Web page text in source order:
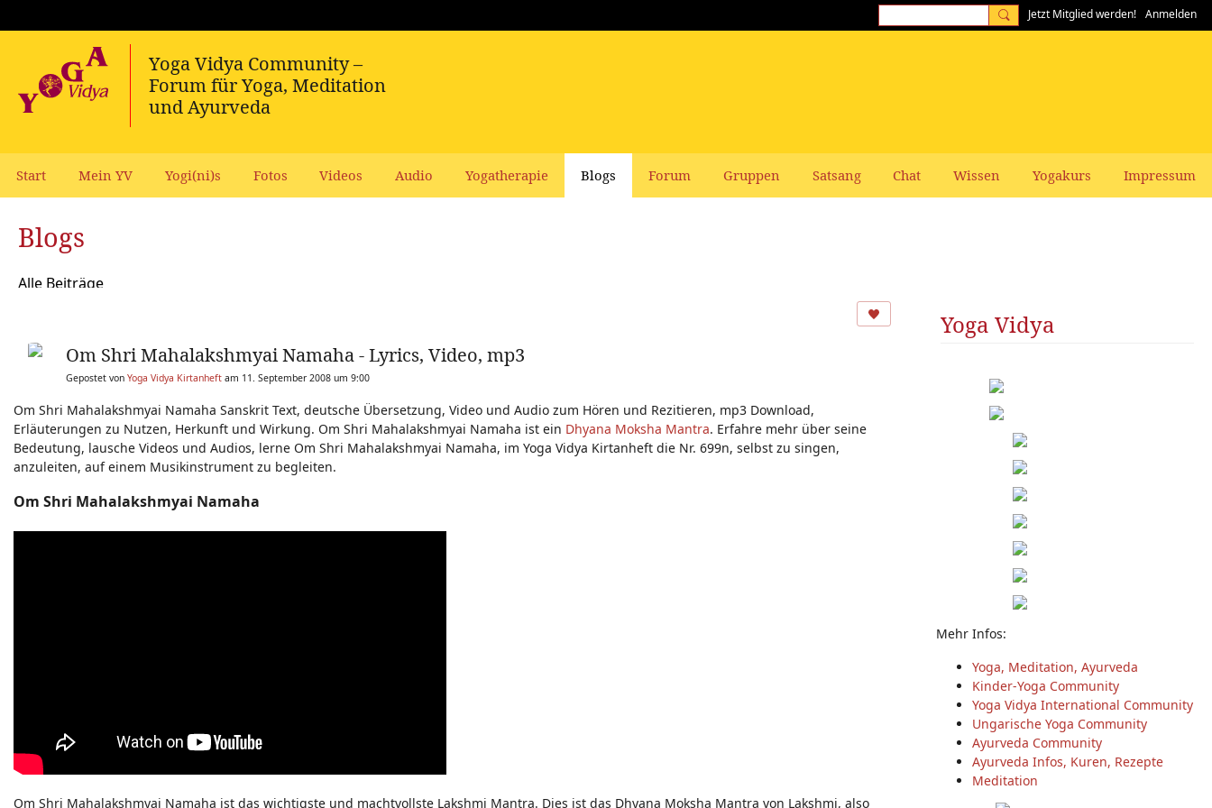
Jetzt Mitglied werden! Anmelden
Start Mein YV Yogi(ni)s Fotos Videos Audio Yogatherapie Blogs Forum Gruppen Satsang Chat Wissen Yogakurs Impressum
Blogs
Alle Beiträge
Om Shri Mahalakshmyai Namaha - Lyrics, Video, mp3
Gepostet von Yoga Vidya Kirtanheft am 11. September 2008 um 9:00
Om Shri Mahalakshmyai Namaha Sanskrit Text, deutsche Übersetzung, Video und Audio zum Hören und Rezitieren, mp3 Download,
Erläuterungen zu Nutzen, Herkunft und Wirkung. Om Shri Mahalakshmyai Namaha ist ein Dhyana Moksha Mantra. Erfahre mehr über seine
Bedeutung, lausche Videos und Audios, lerne Om Shri Mahalakshmyai Namaha, im Yoga Vidya Kirtanheft die Nr. 699n, selbst zu singen,
anzuleiten, auf einem Musikinstrument zu begleiten.
Om Shri Mahalakshmyai Namaha
Om Shri Mahalakshmyai Namaha ist das wichtigste und machtvollste Lakshmi Mantra. Dies ist das Dhyana Moksha Mantra von Lakshmi, also
Yoga Vidya
Mehr Infos:
Yoga, Meditation, Ayurveda
Kinder-Yoga Community
Yoga Vidya International Community
Ungarische Yoga Community
Ayurveda Community
Ayurveda Infos, Kuren, Rezepte
Meditation